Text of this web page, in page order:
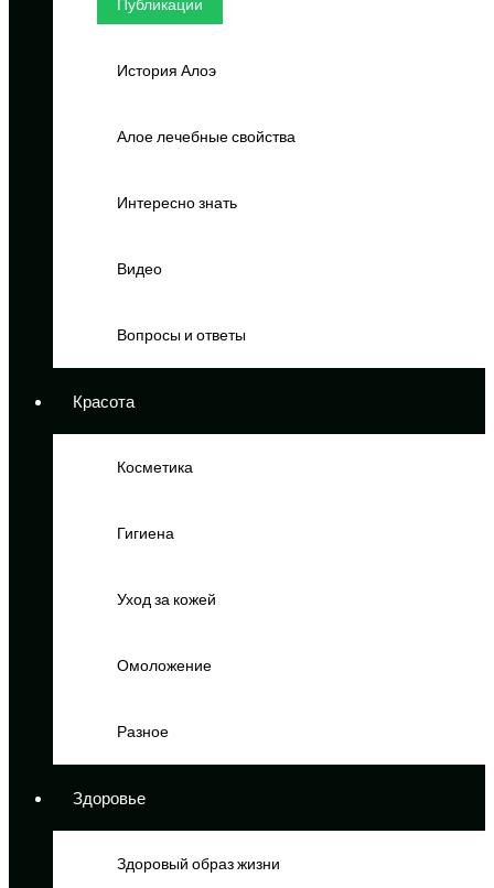
Публикации
История Алоэ
Алое лечебные свойства
Интересно знать
Видео
Вопросы и ответы
Красота
Косметика
Гигиена
Уход за кожей
Омоложение
Разное
Здоровье
Здоровый образ жизни